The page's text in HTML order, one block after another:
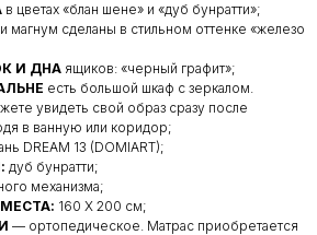
в цветах «блан шене» и «дуб бунратти»;
магнум сделаны в стильном оттенке «железо
И ДНА ящиков: «черный графит»;
есть большой шкаф с зеркалом.
увидеть свой образ сразу после
в ванную или коридор;
DREAM 13 (DOMIART);
дуб бунратти;
механизма;
160 Х 200 см;
— ортопедическое. Матрас приобретается